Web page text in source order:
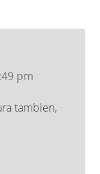
pm
tambien,